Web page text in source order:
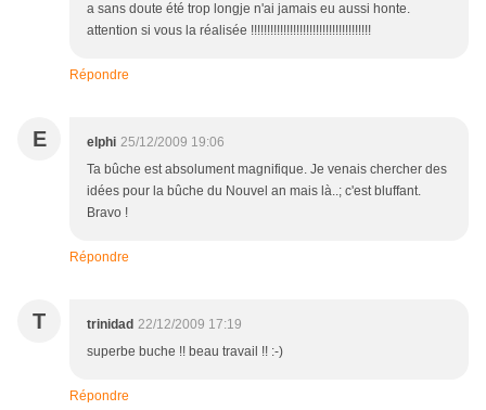
a sans doute été trop longje n'ai jamais eu aussi honte.
attention si vous la réalisée !!!!!!!!!!!!!!!!!!!!!!!!!!!!!!!!!!!!!
Répondre
E elphi 25/12/2009 19:06
Ta bûche est absolument magnifique. Je venais chercher des
idées pour la bûche du Nouvel an mais là..; c'est bluffant.
Bravo !
Répondre
T trinidad 22/12/2009 17:19
superbe buche !! beau travail !! :-)
Répondre